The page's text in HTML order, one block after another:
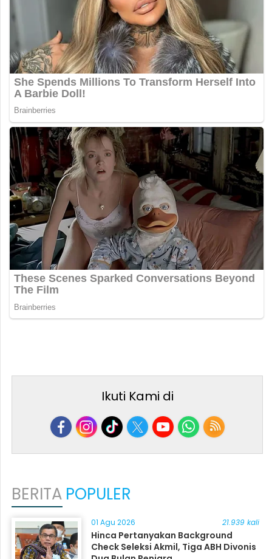
Ikuti Kami di
BERITA POPULER
01 Agu 2026 21.939 kali
Hinca Pertanyakan Background
Check Seleksi Akmil, Tiga ABH Divonis